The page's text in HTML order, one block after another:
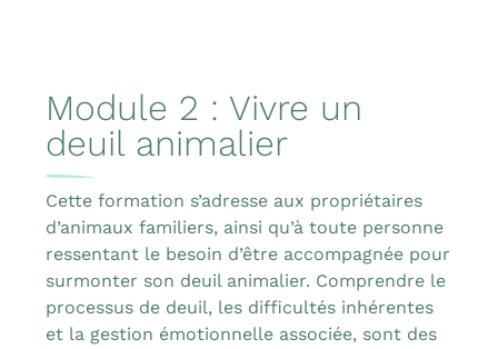
Module 2 : Vivre un
deuil animalier
Cette formation s’adresse aux propriétaires
d’animaux familiers, ainsi qu’à toute personne
ressentant le besoin d’être accompagnée pour
surmonter son deuil animalier. Comprendre le
processus de deuil, les difficultés inhérentes
et la gestion émotionnelle associée, sont des